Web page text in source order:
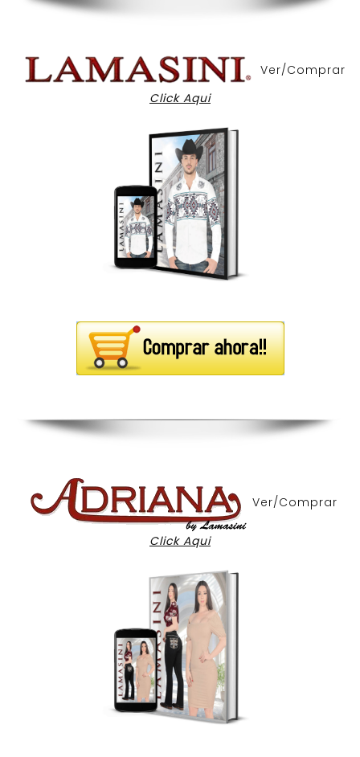
Ver/Comprar
Click Aqui
Ver/Comprar
Click Aqui